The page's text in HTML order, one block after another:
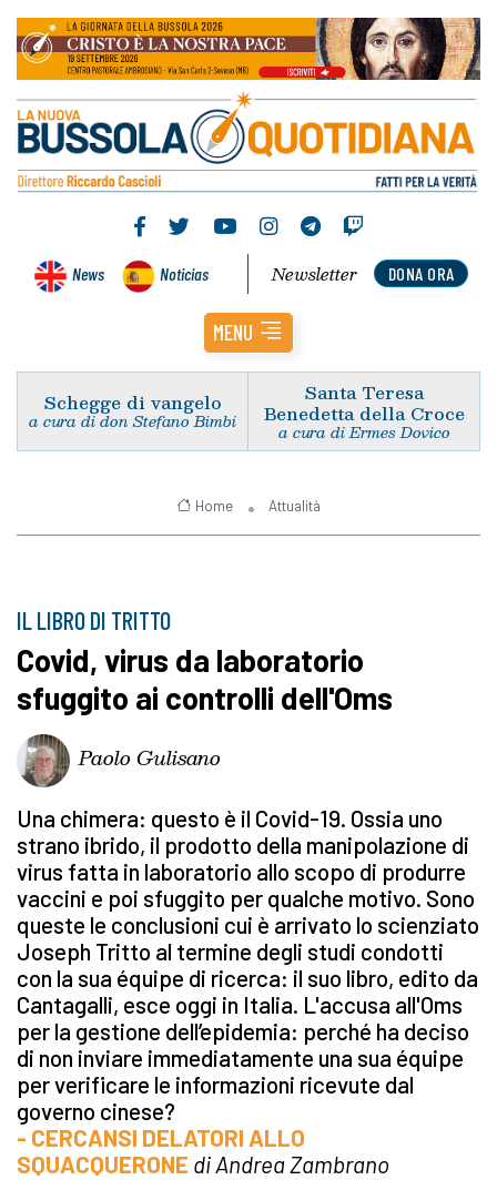
News Noticias DONA ORA
Newsletter
MENU
Schegge di vangelo
a cura di don Stefano Bimbi
Santa Teresa
Benedetta della Croce
a cura di Ermes Dovico
Home Attualità
IL LIBRO DI TRITTO
Covid, virus da laboratorio
sfuggito ai controlli dell'Oms
Paolo Gulisano
Una chimera: questo è il Covid-19. Ossia uno
strano ibrido, il prodotto della manipolazione di
virus fatta in laboratorio allo scopo di produrre
vaccini e poi sfuggito per qualche motivo. Sono
queste le conclusioni cui è arrivato lo scienziato
Joseph Tritto al termine degli studi condotti
con la sua équipe di ricerca: il suo libro, edito da
Cantagalli, esce oggi in Italia. L'accusa all'Oms
per la gestione dell’epidemia: perché ha deciso
di non inviare immediatamente una sua équipe
per verificare le informazioni ricevute dal
governo cinese?
- CERCANSI DELATORI ALLO
SQUACQUERONE di Andrea Zambrano